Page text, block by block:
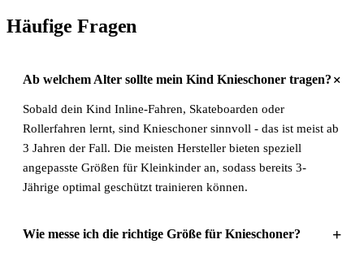
Häufige Fragen
Ab welchem Alter sollte mein Kind Knieschoner tragen?+
Sobald dein Kind Inline-Fahren, Skateboarden oder
Rollerfahren lernt, sind Knieschoner sinnvoll - das ist meist ab
3 Jahren der Fall. Die meisten Hersteller bieten speziell
angepasste Größen für Kleinkinder an, sodass bereits 3-
Jährige optimal geschützt trainieren können.
Wie messe ich die richtige Größe für Knieschoner? +